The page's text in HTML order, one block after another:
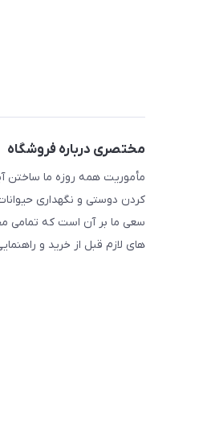
مختصری درباره فروشگاه
مأموریت همه روزه ما ساختن
کردن دوستی و نگهداری
سعی ما بر آن است که تمامی
های لازم قبل از خرید و